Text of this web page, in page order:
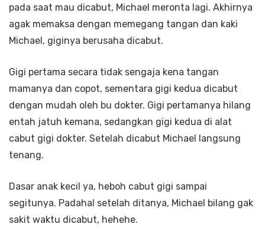
pada saat mau dicabut, Michael meronta lagi. Akhirnya
agak memaksa dengan memegang tangan dan kaki
Michael, giginya berusaha dicabut.
Gigi pertama secara tidak sengaja kena tangan
mamanya dan copot, sementara gigi kedua dicabut
dengan mudah oleh bu dokter. Gigi pertamanya hilang
entah jatuh kemana, sedangkan gigi kedua di alat
cabut gigi dokter. Setelah dicabut Michael langsung
tenang.
Dasar anak kecil ya, heboh cabut gigi sampai
segitunya. Padahal setelah ditanya, Michael bilang gak
sakit waktu dicabut, hehehe.